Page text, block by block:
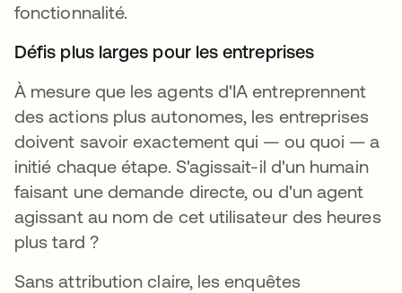
fonctionnalité.
Défis plus larges pour les entreprises
À mesure que les agents d'IA entreprennent
des actions plus autonomes, les entreprises
doivent savoir exactement qui — ou quoi — a
initié chaque étape. S'agissait-il d'un humain
faisant une demande directe, ou d'un agent
agissant au nom de cet utilisateur des heures
plus tard ?
Sans attribution claire, les enquêtes